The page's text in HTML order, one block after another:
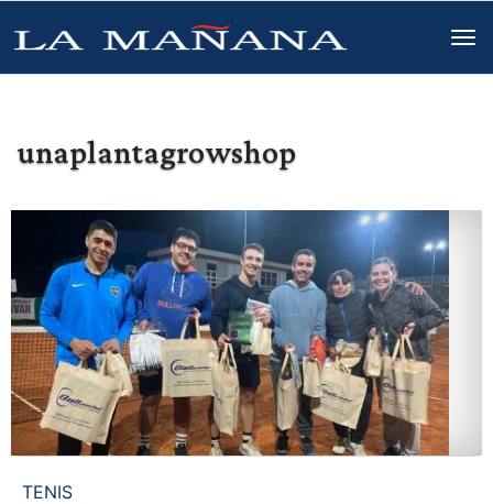
unaplantagrowshop
TENIS